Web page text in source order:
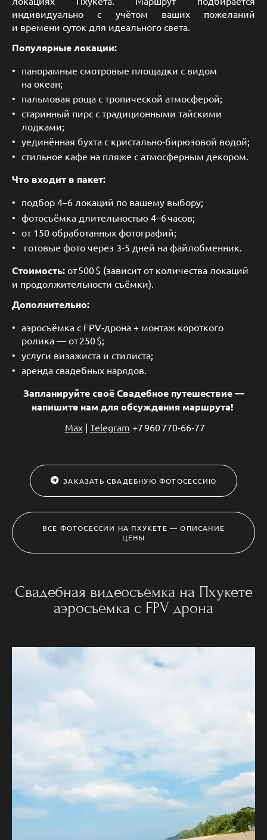
индивидуально с учётом ваших пожеланий
и времени суток для идеального света.
Популярные локации:
панорамные смотровые площадки с видом
на океан;
пальмовая роща с тропической атмосферой;
старинный пирс с традиционными тайскими
лодками;
уединённая бухта с кристально‑бирюзовой водой;
стильное кафе на пляже с атмосферным декором.
Что входит в пакет:
подбор 4–6 локаций по вашему выбору;
фотосъёмка длительностью 4–6 часов;
от 150 обработанных фотографий;
готовые фото через 3-5 дней на файлобменник.
Стоимость: от 500 $ (зависит от количества локаций
и продолжительности съёмки).
Дополнительно:
аэросъёмка с FPV‑дрона + монтаж короткого
ролика — от 250 $;
услуги визажиста и стилиста;
аренда свадебных нарядов.
Запланируйте своё Свадебное путешествие —
напишите нам для обсуждения маршрута!
Max| Telegram +7 960 770‑66‑77
ЗАКАЗАТЬ СВАДЕБНУЮ ФОТОСЕССИЮ
ВСЕ ФОТОСЕССИИ НА ПХУКЕТЕ — ОПИСАНИЕ
ЦЕНЫ
Свадебная видеосъёмка на Пхукете
аэросъёмка с FPV дрона